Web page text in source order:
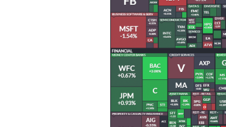
Philosophy
Math
General